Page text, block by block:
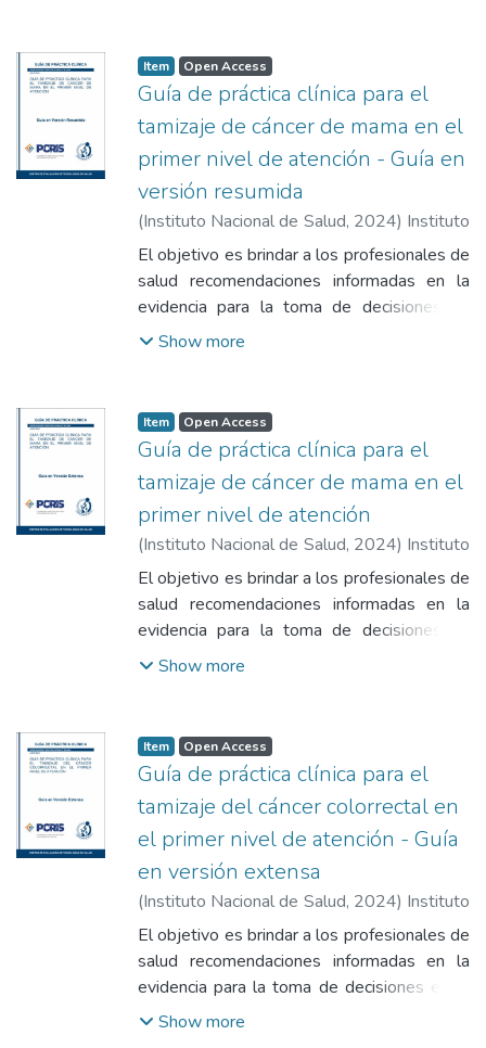
Item Open Access
Guía de práctica clínica para el
tamizaje de cáncer de mama en el
primer nivel de atención - Guía en
versión resumida
(Instituto Nacional de Salud, 2024) Instituto
Nacional de Salud
El objetivo es brindar a los profesionales de
salud recomendaciones informadas en la
evidencia para la toma de decisiones en
tamizaje de cáncer de mama en mujeres
Show more
Item Open Access
Guía de práctica clínica para el
tamizaje de cáncer de mama en el
primer nivel de atención
(Instituto Nacional de Salud, 2024) Instituto
Nacional de Salud
El objetivo es brindar a los profesionales de
salud recomendaciones informadas en la
evidencia para la toma de decisiones en
tamizaje de cáncer de mama en mujeres
Show more
Item Open Access
Guía de práctica clínica para el
tamizaje del cáncer colorrectal en
el primer nivel de atención - Guía
en versión extensa
(Instituto Nacional de Salud, 2024) Instituto
Nacional de Salud
El objetivo es brindar a los profesionales de
salud recomendaciones informadas en la
evidencia para la toma de decisiones en el
tamizaje del cáncer colorrectal en personas
Show more